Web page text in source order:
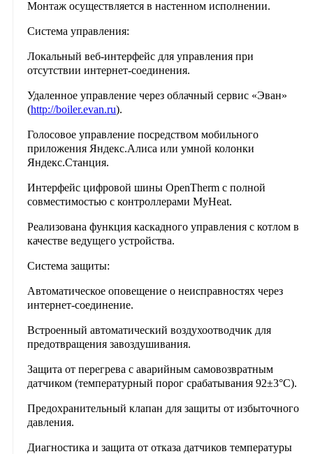
Монтаж осуществляется в настенном исполнении.
Система управления:
Локальный веб-интерфейс для управления при
отсутствии интернет-соединения.
Удаленное управление через облачный сервис «Эван»
(http://boiler.evan.ru).
Голосовое управление посредством мобильного
приложения Яндекс.Алиса или умной колонки
Яндекс.Станция.
Интерфейс цифровой шины OpenTherm с полной
совместимостью с контроллерами MyHeat.
Реализована функция каскадного управления с котлом в
качестве ведущего устройства.
Система защиты:
Автоматическое оповещение о неисправностях через
интернет-соединение.
Встроенный автоматический воздухоотводчик для
предотвращения завоздушивания.
Защита от перегрева с аварийным самовозвратным
датчиком (температурный порог срабатывания 92±3°C).
Предохранительный клапан для защиты от избыточного
давления.
Диагностика и защита от отказа датчиков температуры